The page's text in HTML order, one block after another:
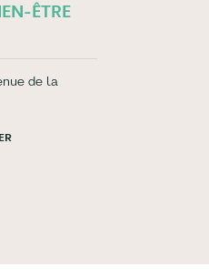
ÊTRE
de la